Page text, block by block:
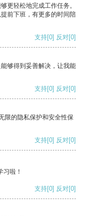
更轻松地完成工作任务。
前下班，有更多的时间陪
支持[0] 反对[0]
够得到妥善解决，让我能
支持[0] 反对[0]
限的隐私保护和安全性保
支持[0] 反对[0]
啦！
支持[0] 反对[0]